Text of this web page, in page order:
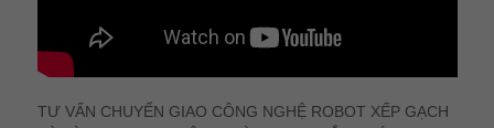
TƯ VẤN CHUYỂN GIAO CÔNG NGHỆ ROBOT XẾP GẠCH